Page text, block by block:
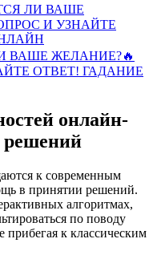
ЛИ ВАШЕ
И УЗНАЙТЕ
ВАШЕ ЖЕЛАНИЕ?🔥
ОТВЕТ! ГАДАНИЕ
онлайн-
решений
к современным
в принятии решений.
алгоритмах,
по поводу
к классическим